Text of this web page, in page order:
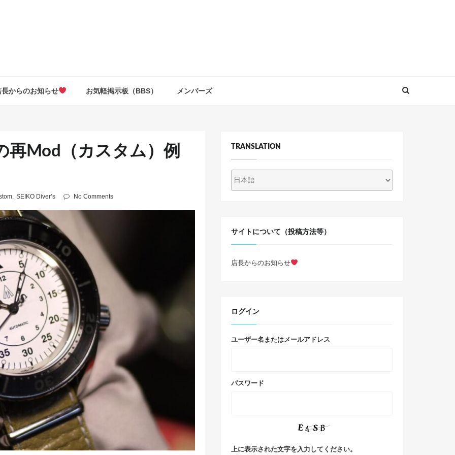
長からのお知らせ お気軽掲示板（BBS） メンバーズ
再Mod（カスタム）例
, SEIKO Diver’s No Comments
TRANSLATION
サイトについて（投稿方法等）
店長からのお知らせ
ログイン
ユーザー名またはメールアドレス
パスワード
上に表示された文字を入力してください。